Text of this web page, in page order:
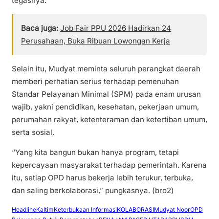
Baca juga: Job Fair PPU 2026 Hadirkan 24
Perusahaan, Buka Ribuan Lowongan Kerja
Selain itu, Mudyat meminta seluruh perangkat daerah
memberi perhatian serius terhadap pemenuhan
Standar Pelayanan Minimal (SPM) pada enam urusan
wajib, yakni pendidikan, kesehatan, pekerjaan umum,
perumahan rakyat, ketenteraman dan ketertiban umum,
serta sosial.
“Yang kita bangun bukan hanya program, tetapi
kepercayaan masyarakat terhadap pemerintah. Karena
itu, setiap OPD harus bekerja lebih terukur, terbuka,
dan saling berkolaborasi,” pungkasnya. (bro2)
HeadlineKaltimKeterbukaan InformasiKOLABORASIMudyat NoorOPD